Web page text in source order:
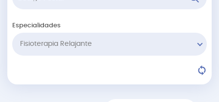
Especialidades
Fisioterapia Relajante